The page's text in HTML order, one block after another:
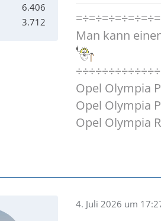
6.406
3.712
Man kann
Opel Olympia
Opel Olympia
Opel Olympia
4. Juli 2026 um